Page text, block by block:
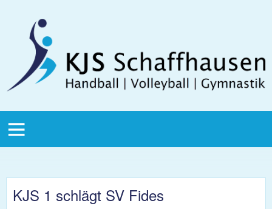
Schaffhausen
Menu
KJS 1 schlägt SV Fides